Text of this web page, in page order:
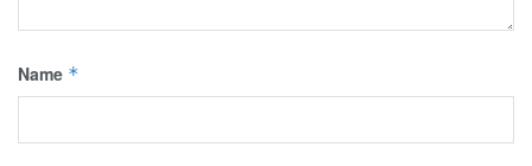
Name *